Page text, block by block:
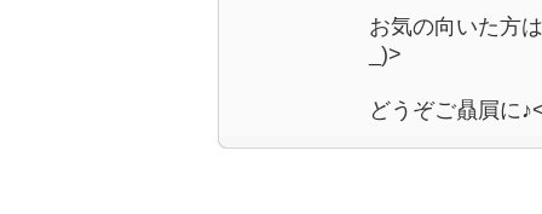
お気の向いた方
_)>
どうぞご贔屓に